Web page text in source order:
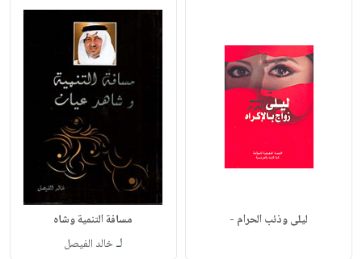
ليلى وذئب الحرام - مسافة التنمية وشاه
لـخالد الفيصل